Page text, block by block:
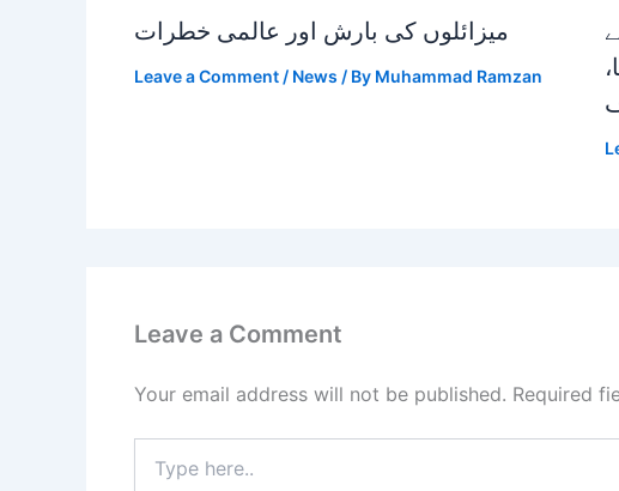
میزائلوں کی بارش اور عالمی خطرات
Leave a Comment / News / By Muhammad Ramzan
Leave a Comment
Your email address will not be published. Required
here..